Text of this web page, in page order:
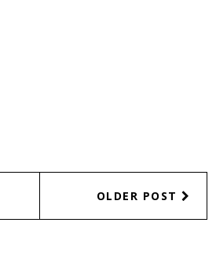
OLDER POST